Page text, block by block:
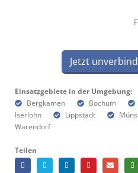
Jetzt
Einsatzgebiete in der Umgebung:
Bergkamen
Bochum
Iserlohn
Lippstadt
Warendorf
Teilen